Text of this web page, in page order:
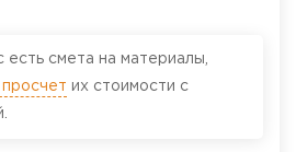
есть смета на материалы,
их стоимости с